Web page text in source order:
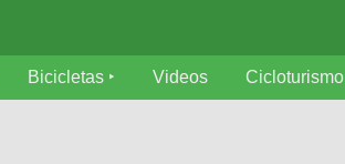
Bicicletas Videos Cicloturismo